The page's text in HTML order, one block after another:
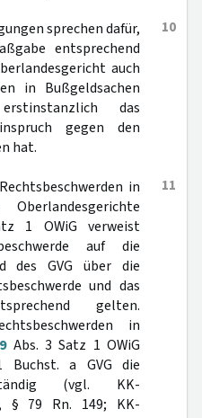
10
sprechen dafür,
entsprechend
auch
in Bußgeldsachen
das
gegen den
hat.
11
in
1 OWiG verweist
auf die
des GVG über die
und das
gelten.
in
Abs. 3 Satz 1 OWiG
a GVG die
(vgl. KK-
§ 79 Rn. 149; KK-